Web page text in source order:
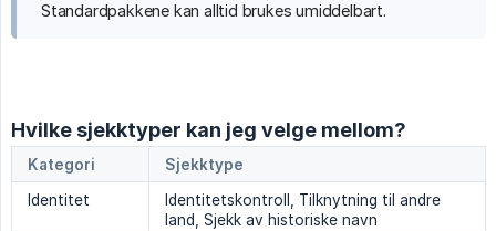
Standardpakkene kan alltid brukes umiddelbart.
Hvilke sjekktyper kan jeg velge mellom?
Kategori
Sjekktype
Identitet
Identitetskontroll, Tilknytning til andre
land, Sjekk av historiske navn